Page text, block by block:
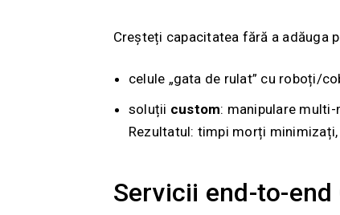
Creșteți capacitatea fără a adăuga
celule „gata de rulat” cu roboți/
soluții custom: manipulare multi-
Rezultatul: timpi morți
Servicii end-to-end